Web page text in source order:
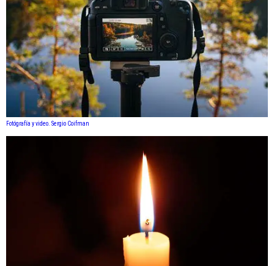
Fotógrafía y video. Sergio Coifman